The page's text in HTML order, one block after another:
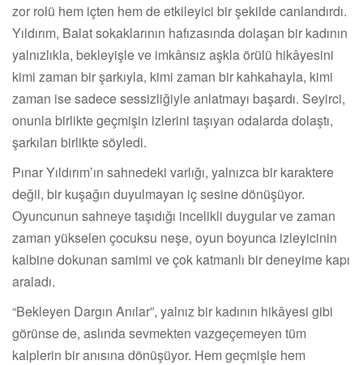
zor rolü hem içten hem de etkileyici bir şekilde canlandırdı.
Yıldırım, Balat sokaklarının hafızasında dolaşan bir kadının
yalnızlıkla, bekleyişle ve imkânsız aşkla örülü hikâyesini
kimi zaman bir şarkıyla, kimi zaman bir kahkahayla, kimi
zaman ise sadece sessizliğiyle anlatmayı başardı. Seyirci,
onunla birlikte geçmişin izlerini taşıyan odalarda dolaştı,
şarkıları birlikte söyledi.
Pınar Yıldırım’ın sahnedeki varlığı, yalnızca bir karaktere
değil, bir kuşağın duyulmayan iç sesine dönüşüyor.
Oyuncunun sahneye taşıdığı incelikli duygular ve zaman
zaman yükselen çocuksu neşe, oyun boyunca izleyicinin
kalbine dokunan samimi ve çok katmanlı bir deneyime kapı
araladı.
“Bekleyen Dargın Anılar”, yalnız bir kadının hikâyesi gibi
görünse de, aslında sevmekten vazgeçemeyen tüm
kalplerin bir anısına dönüşüyor. Hem geçmişle hem